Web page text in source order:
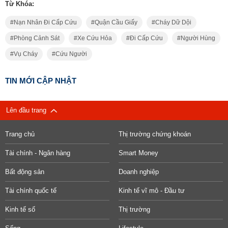
Từ Khóa:
Nạn Nhân Đi Cấp Cứu Quận Cầu Giấy Cháy Dữ Dội
Phòng Cảnh Sát Xe Cứu Hỏa Đi Cấp Cứu Người Hùng
Vụ Cháy Cứu Người
TIN MỚI CẬP NHẬT
Lên đầu trang
Trang chủ Thị trường chứng khoán
Tài chính - Ngân hàng Smart Money
Bất động sản Doanh nghiệp
Tài chính quốc tế Kinh tế vĩ mô - Đầu tư
Kinh tế số Thị trường